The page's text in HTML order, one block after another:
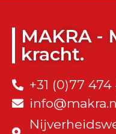
MAKRA -
kracht.
+31 (0)77